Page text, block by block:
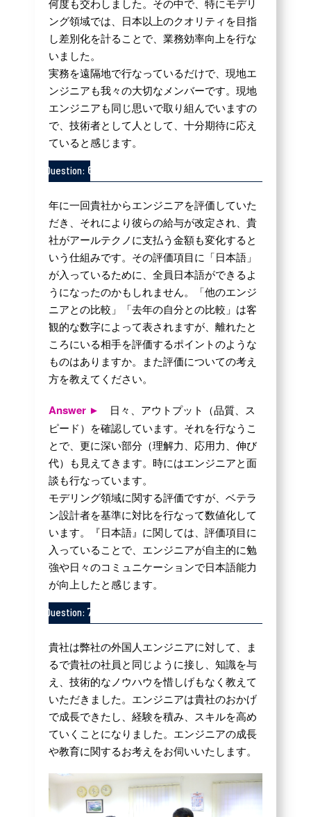
何度も交わしました。その中で、特にモデリ
ング領域では、日本以上のクオリティを目指
し差別化を計ることで、業務効率向上を行な
いました。
実務を遠隔地で行なっているだけで、現地エ
ンジニアも我々の大切なメンバーです。現地
エンジニアも同じ思いで取り組んでいますの
で、技術者として人として、十分期待に応え
ていると感じます。
Question: 6
年に一回貴社からエンジニアを評価していた
だき、それにより彼らの給与が改定され、貴
社がアールテクノに支払う金額も変化すると
いう仕組みです。その評価項目に「日本語」
が入っているために、全員日本語ができるよ
うになったのかもしれません。「他のエンジ
ニアとの比較」「去年の自分との比較」は客
観的な数字によって表されますが、離れたと
ころにいる相手を評価するポイントのような
ものはありますか。また評価についての考え
方を教えてください。
Answer ►
日々、アウトプット（品質、ス
ピード）を確認しています。それを行なうこ
とで、更に深い部分（理解力、応用力、伸び
代）も見えてきます。時にはエンジニアと面
談も行なっています。
モデリング領域に関する評価ですが、ベテラ
ン設計者を基準に対比を行なって数値化して
います。『日本語』に関しては、評価項目に
入っていることで、エンジニアが自主的に勉
強や日々のコミュニケーションで日本語能力
が向上したと感じます。
Question: 7
貴社は弊社の外国人エンジニアに対して、ま
るで貴社の社員と同じように接し、知識を与
え、技術的なノウハウを惜しげもなく教えて
いただきました。エンジニアは貴社のおかげ
で成長できたし、経験を積み、スキルを高め
ていくことになりました。エンジニアの成長
や教育に関するお考えをお伺いいたします。